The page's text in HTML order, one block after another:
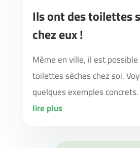
Ils ont des toilettes
chez eux !
Même en ville, il est possible
toilettes sèches chez soi.
quelques exemples concrets.
lire plus